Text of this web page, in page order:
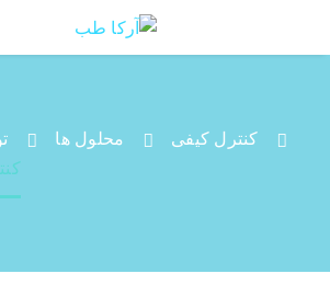
کنترلمحلول ها
کنترل کیفی